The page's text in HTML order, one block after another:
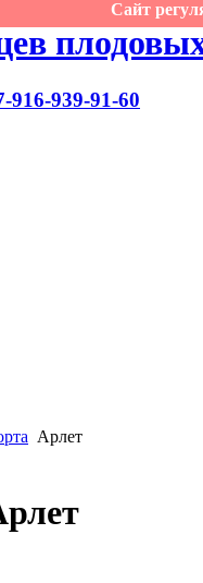
Сайт
916-939-91-60
Арлет